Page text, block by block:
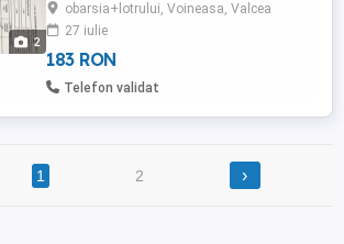
2
vecinatate fam.BORNEA, alte doua laturi
drum de acces propus pret 35 euro mp
poate fi parcelat in loturi de 1000 ...
obarsia+lotrului, Voineasa, Valcea
27 iulie
183 RON
Telefon validat
1 2 ›